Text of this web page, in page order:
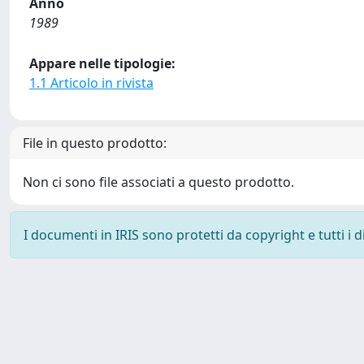
1989
Appare nelle tipologie:
1.1 Articolo in rivista
File in questo prodotto:
Non ci sono file associati a questo prodotto.
I documenti in IRIS sono protetti da copyright e tutti i